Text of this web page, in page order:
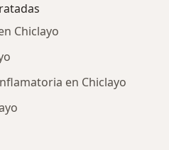
Chiclayo
en Chiclayo